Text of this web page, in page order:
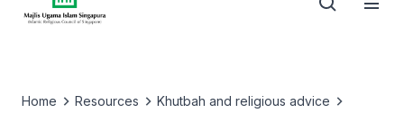
Home Resources
Khutbah and religious advice